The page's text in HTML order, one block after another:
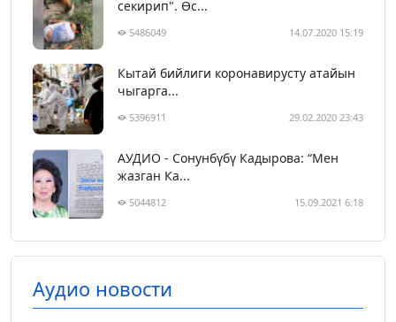
секирип". Өс...
5486049 14.07.2020 15:19
Кытай бийлиги коронавирусту атайын
чыгарга...
5396911 29.02.2020 23:43
АУДИО - Сонунбүбү Кадырова: “Мен
жазган Ка...
5044812 15.09.2021 6:18
Аудио новости